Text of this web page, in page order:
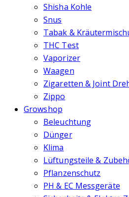
Shisha Kohle
Snus
Tabak &
THC Test
Vaporizer
Waagen
Zigaretten & Joint
Zippo
Growshop
Beleuchtung
Dünger
Klima
Lüftungsteile &
Pflanzenschutz
PH & EC Messgeräte